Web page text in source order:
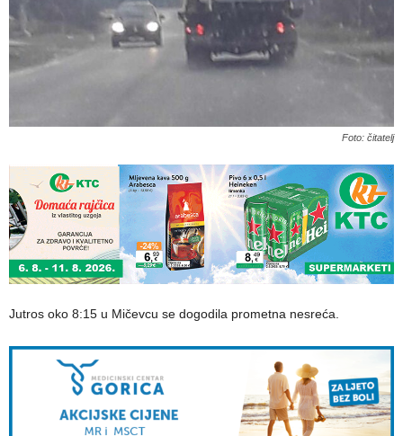
Foto: čitatelj
Jutros oko 8:15 u Mičevcu se dogodila prometna nesreća.